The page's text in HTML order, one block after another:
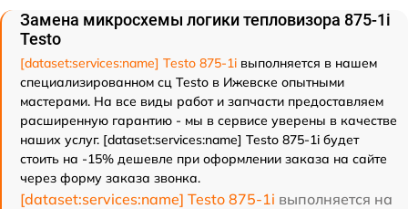
Замена микросхемы логики тепловизора 875-1i
Testo
[dataset:services:name] Testo 875-1i выполняется в нашем
специализированном сц Testo в Ижевске опытными
мастерами. На все виды работ и запчасти предоставляем
расширенную гарантию - мы в сервисе уверены в качестве
наших услуг. [dataset:services:name] Testo 875-1i будет
стоить на -15% дешевле при оформлении заказа на сайте
через форму заказа звонка.
[dataset:services:name] Testo 875-1i выполняется на